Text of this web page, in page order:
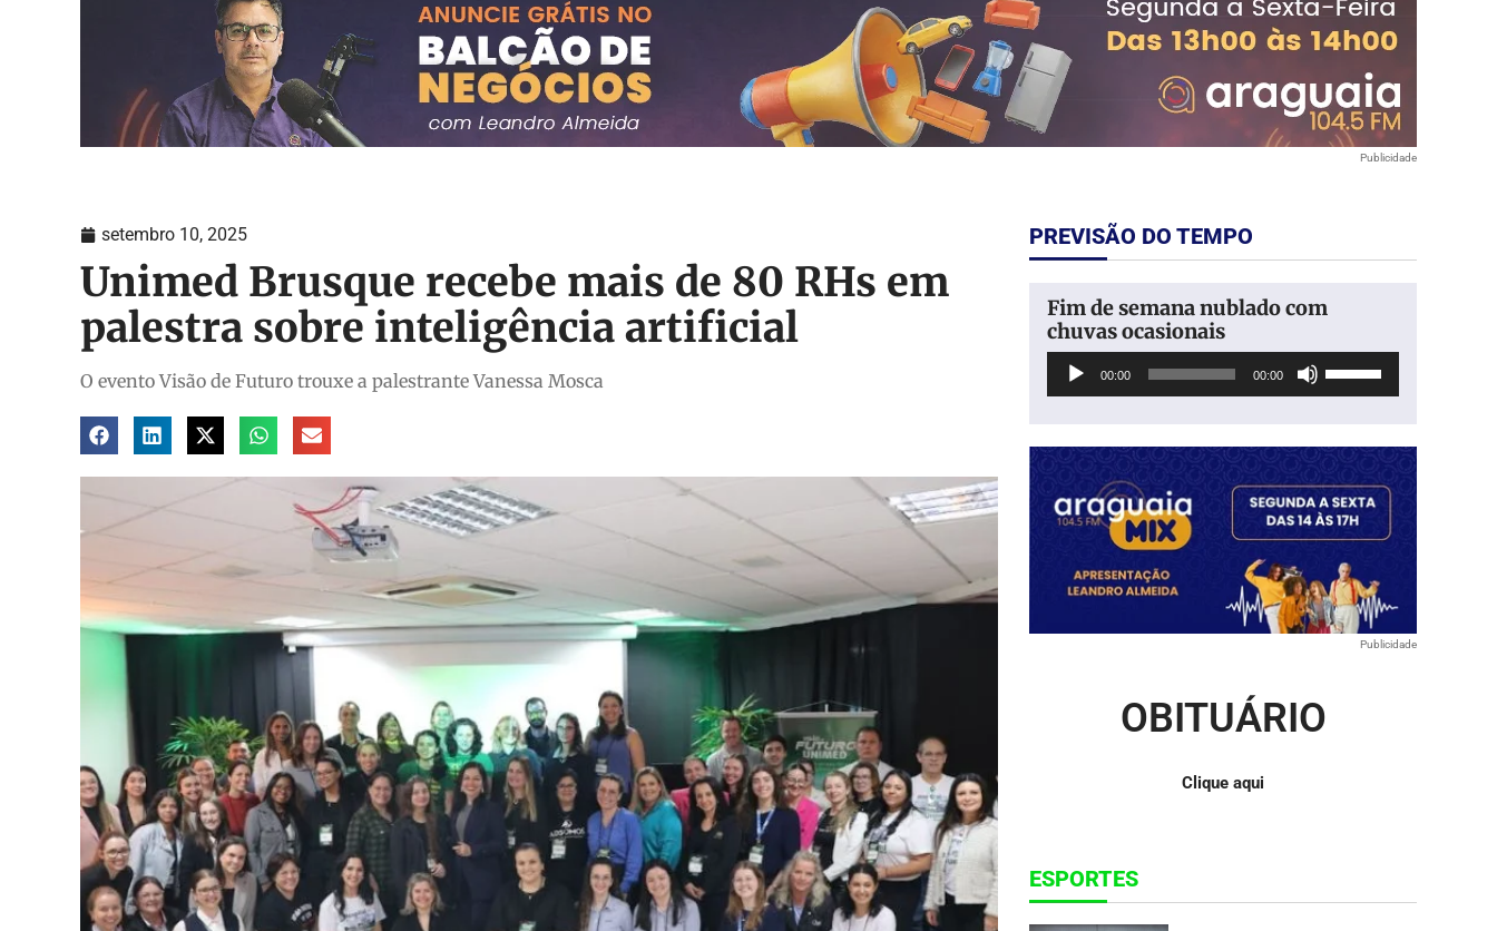
Publicidade
setembro 10, 2025
Unimed Brusque recebe mais de 80 RHs em
palestra sobre inteligência artificial
O evento Visão de Futuro trouxe a palestrante Vanessa Mosca
PREVISÃO DO TEMPO
Fim de semana nublado com
chuvas ocasionais
Tocador
00:00 00:00
cima
ou
para
baixo
aumentar
ou
diminuir
Publicidade
OBITUÁRIO
Clique aqui
ESPORTES